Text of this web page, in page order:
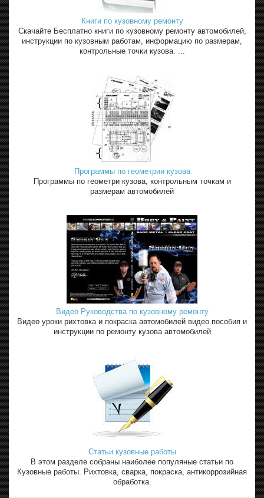
Книги по кузовному ремонту
Скачайте Бесплатно книги по кузовному ремонту автомобилей,
инструкции по кузовным работам, информацию по размерам,
контрольные точки кузова. ...
Программы по геометрии кузова
Программы по геометри кузова, контрольным точкам и
размерам автомобилей
Видео Руководства по кузовному ремонту
Видео уроки рихтовка и покраска автомобилей видео пособия и
инструкции по ремонту кузова автомобилей
Статьи кузовные работы
В этом разделе собраны наиболее популяные статьи по
Кузовные работы. Рихтовка, сварка, покраска, антикоррозийная
обработка.